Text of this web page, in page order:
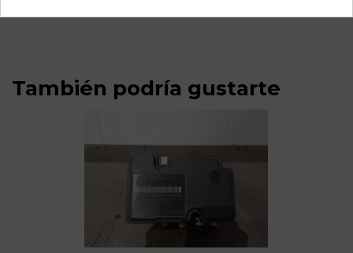
También podría gustarte